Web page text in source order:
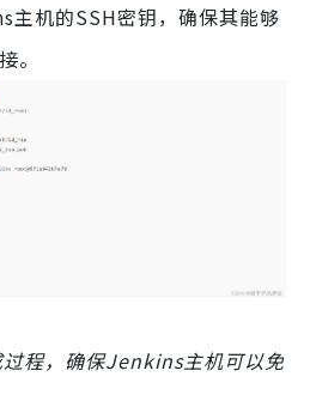
主机的SSH密钥，确保其能够
。
程，确保Jenkins主机可以免